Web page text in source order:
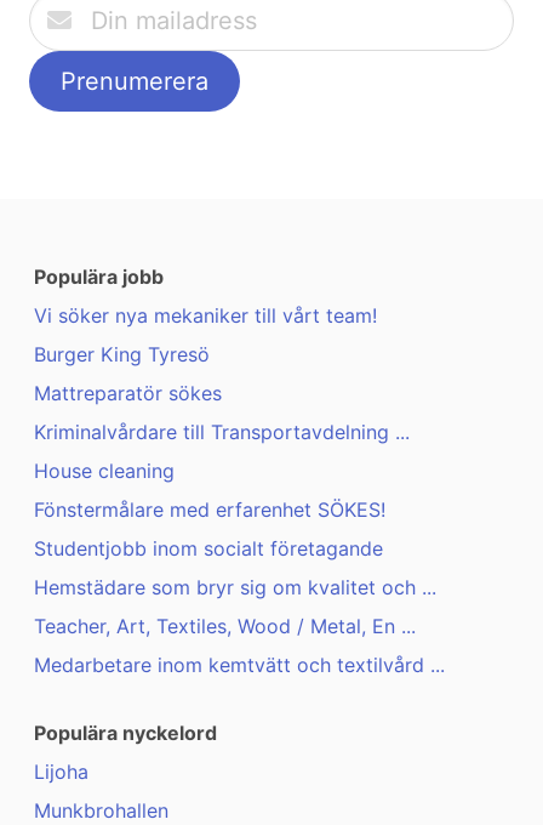
Populära jobb
Vi söker nya mekaniker till vårt team!
Burger King Tyresö
Mattreparatör sökes
Kriminalvårdare till Transportavdelning ...
House cleaning
Fönstermålare med erfarenhet SÖKES!
Studentjobb inom socialt företagande
Hemstädare som bryr sig om kvalitet och ...
Teacher, Art, Textiles, Wood / Metal, En ...
Medarbetare inom kemtvätt och textilvård ...
Populära nyckelord
Lijoha
Munkbrohallen